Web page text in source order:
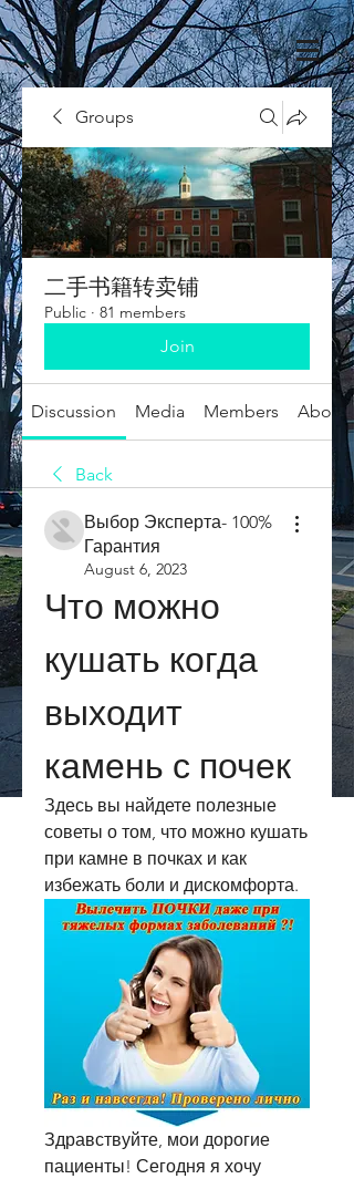
Groups
二手书籍转卖铺
Public · 81 members
Join
Discussion Media Members About
Back
Выбор Эксперта- 100%
Гарантия
August 6, 2023
Что можно
кушать когда
выходит
камень с почек
Здесь вы найдете полезные
советы о том, что можно кушать
при камне в почках и как
избежать боли и дискомфорта.
Здравствуйте, мои дорогие
пациенты! Сегодня я хочу